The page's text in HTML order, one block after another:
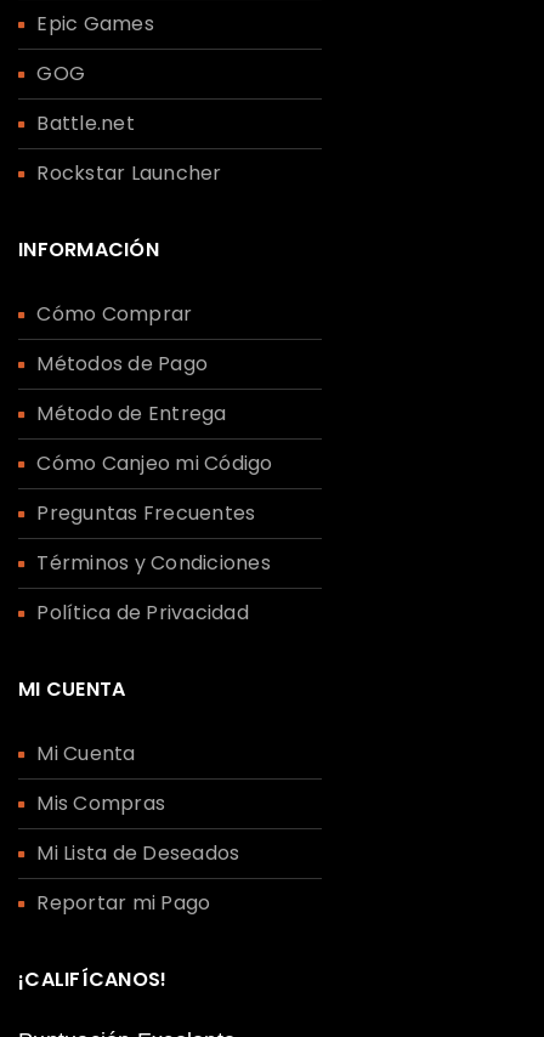
Epic Games
GOG
Battle.net
Rockstar Launcher
INFORMACIÓN
Cómo Comprar
Métodos de Pago
Método de Entrega
Cómo Canjeo mi Código
Preguntas Frecuentes
Términos y Condiciones
Política de Privacidad
MI CUENTA
Mi Cuenta
Mis Compras
Mi Lista de Deseados
Reportar mi Pago
¡CALIFÍCANOS!